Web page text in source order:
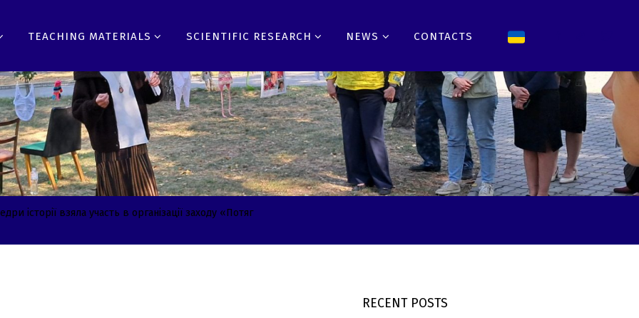
TEACHING MATERIALS SCIENTIFIC RESEARCH NEWS CONTACTS
історії взяла участь в організації заходу «Потяг
RECENT POSTS